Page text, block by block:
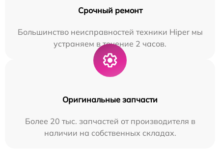
Срочный ремонт
Большинство неисправностей техники Hiper мы
устраняем в течение 2 часов.
Оригинальные запчасти
Более 20 тыс. запчастей от производителя в
наличии на собственных складах.